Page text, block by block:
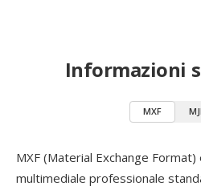
Informazioni
MXF
MXF (Material Exchange
multimediale professionale